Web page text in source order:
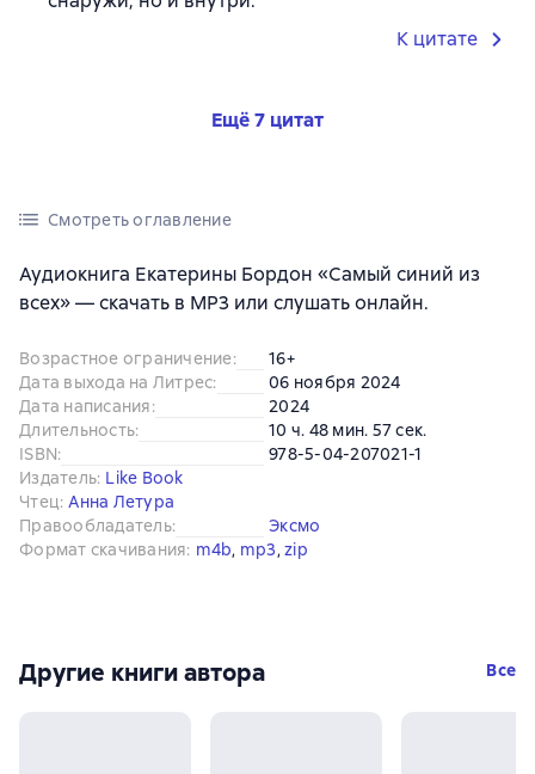
К цитате
Ещё 7 цитат
Смотреть оглавление
Аудиокнига Екатерины Бордон «Самый синий из
всех» — скачать в MP3 или слушать онлайн.
Возрастное ограничение:
16+
Дата выхода на Литрес:
06 ноября 2024
Дата написания:
2024
Длительность:
10 ч. 48 мин. 57 сек.
ISBN:
978-5-04-207021-1
Издатель: Like Book
Чтец: Анна Летура
Правообладатель:
Эксмо
Формат скачивания: m4b, mp3, zip
Другие книги автора Все